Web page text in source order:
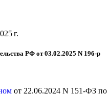
г.
РФ от 03.02.2025 N 196-р
от 22.06.2024 N 151-ФЗ по